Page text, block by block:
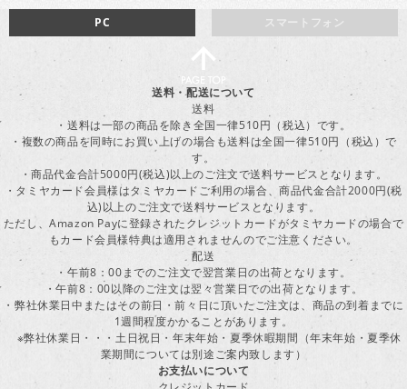
スマートフォン
PC
送料・配送について
送料
・送料は一部の商品を除き全国一律510円（税込）です。
・複数の商品を同時にお買い上げの場合も送料は全国一律510円（税込）で
す。
・商品代金合計5000円(税込)以上のご注文で送料サービスとなります。
・タミヤカード会員様はタミヤカードご利用の場合、商品代金合計2000円(税
込)以上のご注文で送料サービスとなります。
ただし、Amazon Payに登録されたクレジットカードがタミヤカードの場合で
もカード会員様特典は適用されませんのでご注意ください。
配送
・午前8：00までのご注文で翌営業日の出荷となります。
・午前8：00以降のご注文は翌々営業日での出荷となります。
・弊社休業日中またはその前日・前々日に頂いたご注文は、商品の到着までに
1週間程度かかることがあります。
※弊社休業日・・・土日祝日・年末年始・夏季休暇期間（年末年始・夏季休
業期間については別途ご案内致します）
お支払いについて